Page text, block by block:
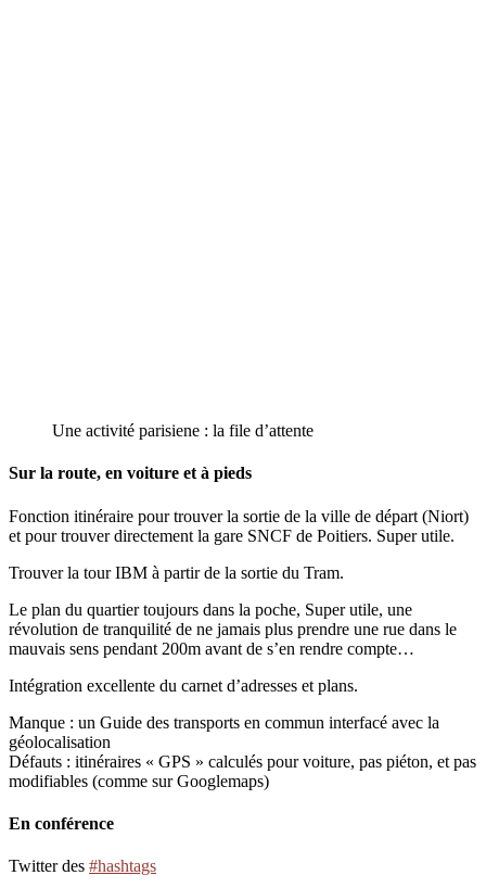
Une activité parisiene : la file d’attente
Sur la route, en voiture et à pieds
Fonction itinéraire pour trouver la sortie de la ville de départ (Niort)
et pour trouver directement la gare SNCF de Poitiers. Super utile.
Trouver la tour IBM à partir de la sortie du Tram.
Le plan du quartier toujours dans la poche, Super utile, une
révolution de tranquilité de ne jamais plus prendre une rue dans le
mauvais sens pendant 200m avant de s’en rendre compte…
Intégration excellente du carnet d’adresses et plans.
Manque : un Guide des transports en commun interfacé avec la
géolocalisation
Défauts : itinéraires « GPS » calculés pour voiture, pas piéton, et pas
modifiables (comme sur Googlemaps)
En conférence
Twitter des #hashtags